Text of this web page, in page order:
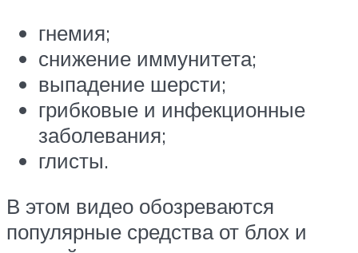
гнемия;
снижение иммунитета;
выпадение шерсти;
грибковые и инфекционные
заболевания;
глисты.
В этом видео обозреваются
популярные средства от блох и